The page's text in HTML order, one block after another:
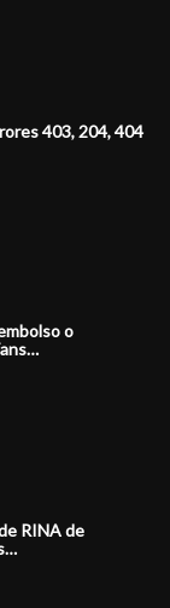
403, 204, 404
o
RINA de